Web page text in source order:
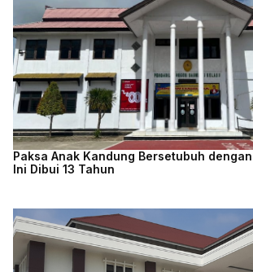
Paksa Anak Kandung Bersetubuh
Ini Dibui 13 Tahun